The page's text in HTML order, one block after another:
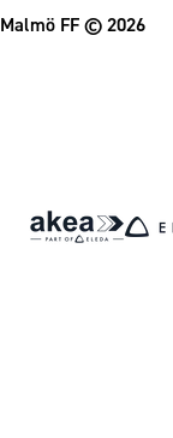
Malmö FF© 2026